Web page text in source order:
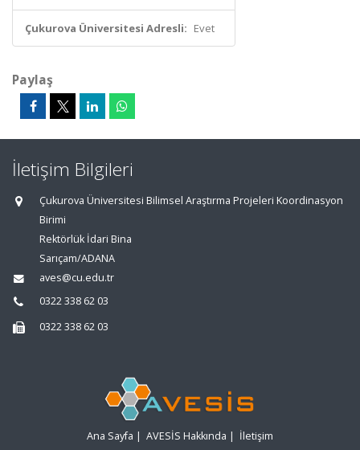
Çukurova Üniversitesi Adresli: Evet
Paylaş
İletişim Bilgileri
Çukurova Üniversitesi Bilimsel Araştırma Projeleri Koordinasyon
Birimi
Rektörlük İdari Bina
Sarıçam/ADANA
aves@cu.edu.tr
0322 338 62 03
0322 338 62 03
Ana Sayfa | AVESİS Hakkında | İletişim